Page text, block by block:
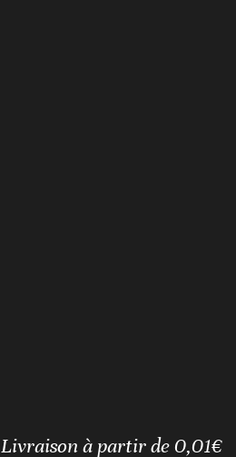
Livraison à partir de 0,01€